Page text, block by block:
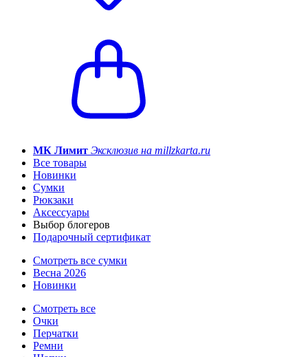
МК Лимит Эксклюзив на millzkarta.ru
Все товары
Новинки
Сумки
Рюкзаки
Аксессуары
Выбор блогеров
Подарочный сертификат
Смотреть все сумки
Весна 2026
Новинки
Смотреть все
Очки
Перчатки
Ремни